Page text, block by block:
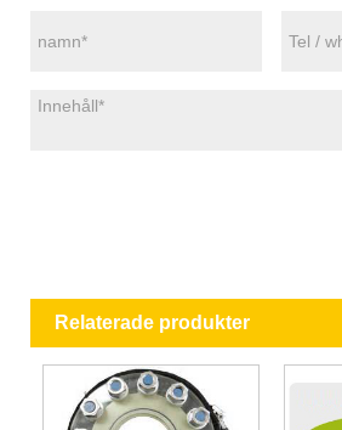
Relaterade produkter